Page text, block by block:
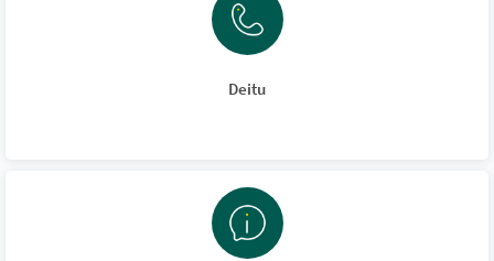
Deitu